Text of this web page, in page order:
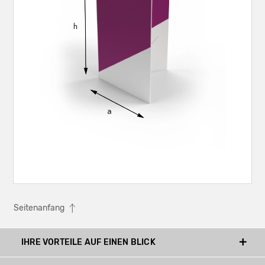
Seitenanfang
IHRE VORTEILE AUF EINEN BLICK